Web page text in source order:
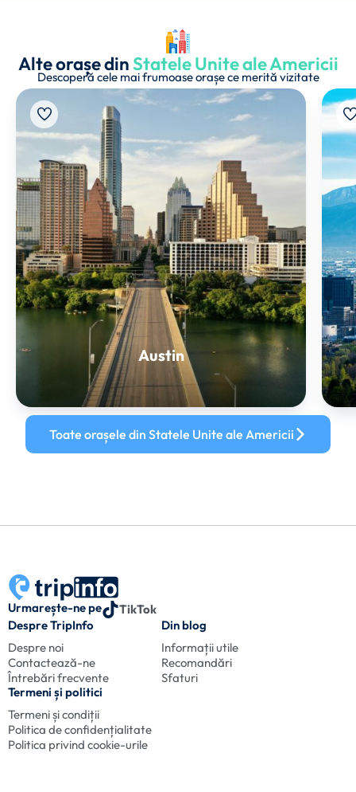
Alte orașe dinStatele Unite ale Americii
Descoperă cele mai frumoase orașe ce merită vizitate
Austin
Toate orașele din Statele Unite ale Americii
Urmarește-ne pe
TikTok
Despre TripInfo
Despre noi
Contactează-ne
Întrebări frecvente
Din blog
Informații utile
Recomandări
Sfaturi
Termeni și politici
Termeni și condiții
Politica de confidențialitate
Politica privind cookie-urile